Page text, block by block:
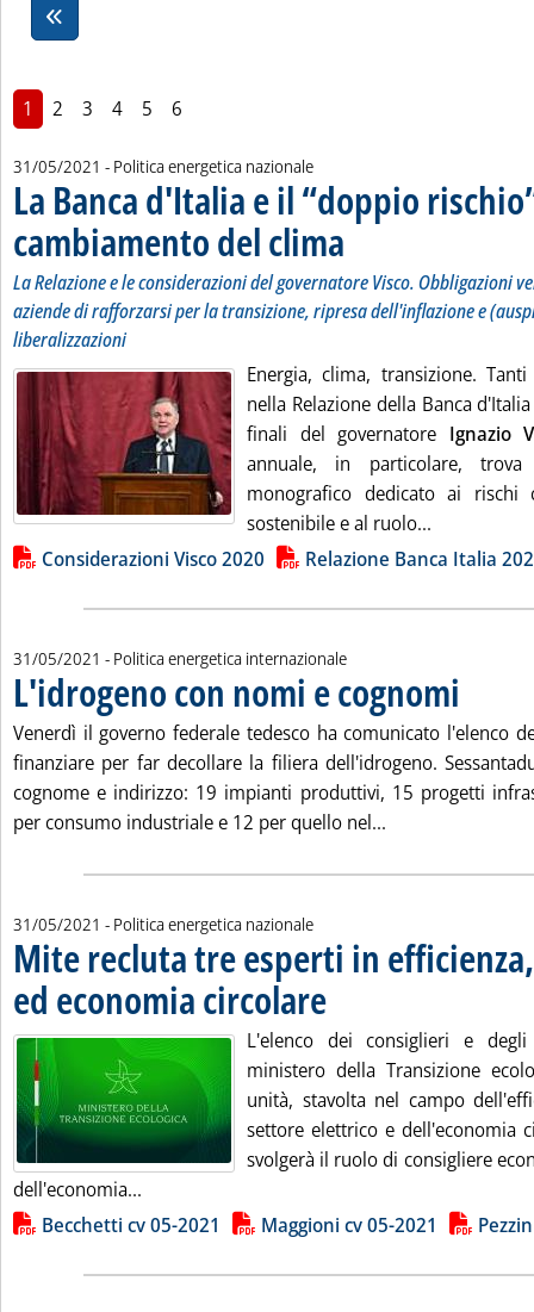
1 2 3 4 5 6
31/05/2021 - Politica energetica nazionale
La Banca d'Italia e il “doppio
cambiamento del clima . Sottotitolo: La Relazione e le
. Pubblicata lunedì 31 maggio
La Relazione e le considerazioni del governatore Visco. Obbligazioni
aziende di rafforzarsi per la transizione, ripresa dell'inflazione e
liberalizzazioni
Energia, clima, transizione.
nella Relazione della Banca
finali del governatore Ignazio
annuale, in particolare,
monografico dedicato ai rischi
sostenibile e al ruolo...
Lista allegati PDF alla notizia
Considerazioni Visco 2020 Relazione Banca Italia
31/05/2021 - Politica energetica internazionale
L'idrogeno con nomi e cognomi
Venerdì il governo federale tedesco ha comunicato l'elenco
finanziare per far decollare la filiera dell'idrogeno.
cognome e indirizzo: 19 impianti produttivi, 15 progetti
per consumo industriale e 12 per quello nel...
31/05/2021 - Politica energetica nazionale
Mite recluta tre esperti in
ed economia circolare
L'elenco dei consiglieri e
ministero della Transizione
unità, stavolta nel campo
settore elettrico e dell'economia
svolgerà il ruolo di consigliere
dell'economia...
Lista allegati PDF alla notizia
Becchetti cv 05-2021 Maggioni cv 05-2021